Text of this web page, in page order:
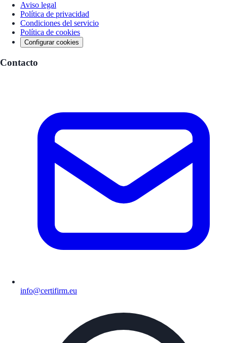
Aviso legal
Política de privacidad
Condiciones del servicio
Política de cookies
Configurar cookies
Contacto
info@certifirm.eu